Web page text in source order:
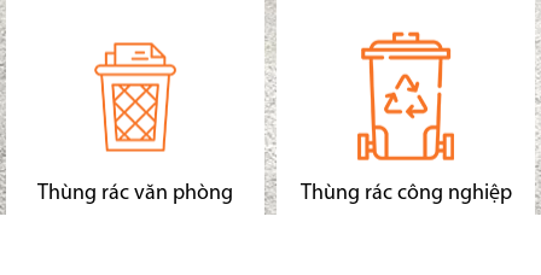
Thùng rác văn phòng Thùng rác công nghiệp